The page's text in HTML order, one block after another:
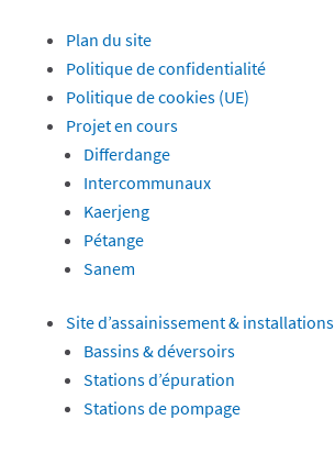
Plan du site
Politique de confidentialité
Politique de cookies (UE)
Projet en cours
Differdange
Intercommunaux
Kaerjeng
Pétange
Sanem
Site d’assainissement & installations
Bassins & déversoirs
Stations d’épuration
Stations de pompage